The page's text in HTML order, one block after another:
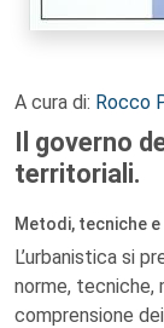
A cura di: Rocco
Il governo
territoriali.
Metodi, tecniche
L’urbanistica si
norme, tecniche,
comprensione